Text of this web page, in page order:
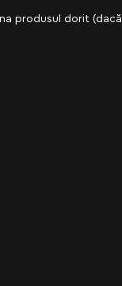
produsul dorit